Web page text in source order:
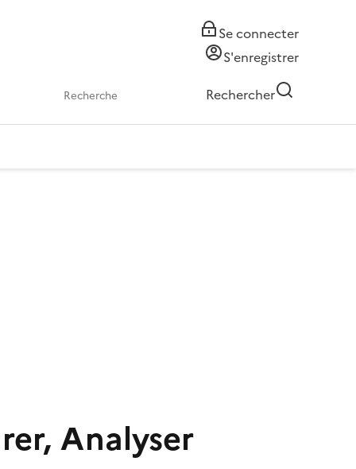
Se connecter
S'enregistrer
Rechercher
Analyser